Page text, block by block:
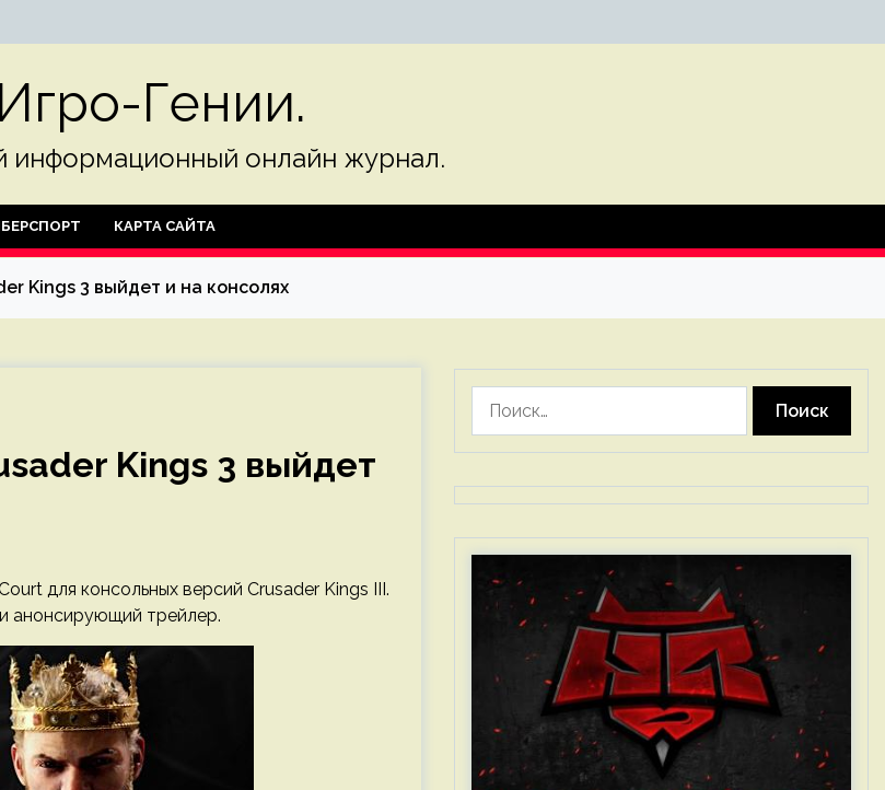
Игро-Гении.
информационный онлайн журнал.
КАРТА САЙТА
Kings 3 выйдет и на консолях
Kings 3 выйдет
для консольных версий Crusader Kings III.
анонсирующий трейлер.